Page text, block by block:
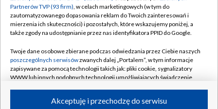
Centrum informacji TVP
Naziemna Telewizja Cyfrowa
Rada Programowa
System NOS
Informacje o nadawcy
Program dla prasy
Moje zgody
Pomoc
Kontakt
Kanały
Partnerów TVP (93 firm), w celach marketingowych (w tym do
zautomatyzowanego dopasowania reklam do Twoich zainteresowań i
mierzenia ich skuteczności) i pozostałych, które wskazujemy poniżej, a
także zgody na udostępnianie przez nas identyfikatora PPID do Google.
Twoje dane osobowe zbierane podczas odwiedzania przez Ciebie naszych
poszczególnych serwisówzwanych dalej „Portalem”, w tym informacje
zapisywane za pomocą technologii takich jak: pliki cookie, sygnalizatory
WWW lub innych podobnych technologii umożliwiających świadczenie
ruchu w Internecie.Akceptuję i przechodzę do serwisu